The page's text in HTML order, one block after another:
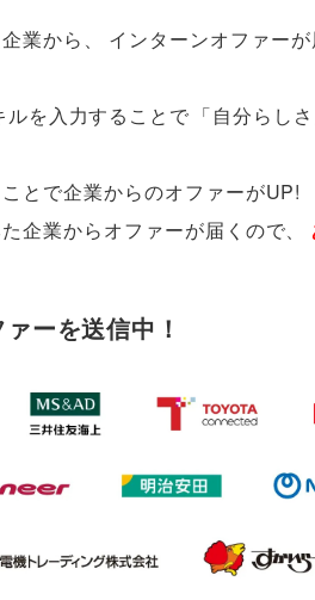
業から
インターンオファー
ルを入力することで 「自分らしさ
とで企業からのオファーがUP!
企業からオファーが届くので
ーを送信中！